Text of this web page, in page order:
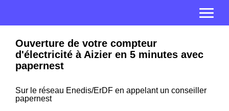
Ouverture de votre compteur
d'électricité à Aizier en 5 minutes avec
papernest
Sur le réseau Enedis/ErDF en appelant un conseiller
papernest